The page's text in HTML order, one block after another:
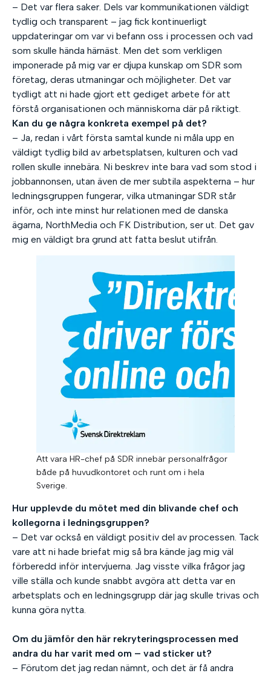
– Det var flera saker. Dels var kommunikationen väldigt
tydlig och transparent – jag fick kontinuerligt
uppdateringar om var vi befann oss i processen och vad
som skulle hända härnäst. Men det som verkligen
imponerade på mig var er djupa kunskap om SDR som
företag, deras utmaningar och möjligheter. Det var
tydligt att ni hade gjort ett gediget arbete för att
förstå organisationen och människorna där på riktigt.
Kan du ge några konkreta exempel på det?
– Ja, redan i vårt första samtal kunde ni måla upp en
väldigt tydlig bild av arbetsplatsen, kulturen och vad
rollen skulle innebära. Ni beskrev inte bara vad som stod i
jobbannonsen, utan även de mer subtila aspekterna – hur
ledningsgruppen fungerar, vilka utmaningar SDR står
inför, och inte minst hur relationen med de danska
ägarna, NorthMedia och FK Distribution, ser ut. Det gav
mig en väldigt bra grund att fatta beslut utifrån.
Att vara HR-chef på SDR innebär personalfrågor
både på huvudkontoret och runt om i hela
Sverige.
Hur upplevde du mötet med din blivande chef och
kollegorna i ledningsgruppen?
– Det var också en väldigt positiv del av processen. Tack
vare att ni hade briefat mig så bra kände jag mig väl
förberedd inför intervjuerna. Jag visste vilka frågor jag
ville ställa och kunde snabbt avgöra att detta var en
arbetsplats och en ledningsgrupp där jag skulle trivas och
kunna göra nytta.
Om du jämför den här rekryteringsprocessen med
andra du har varit med om – vad sticker ut?
– Förutom det jag redan nämnt, och det är få andra